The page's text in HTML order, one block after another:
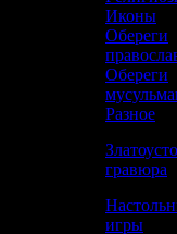
Иконы
Обереги
Обереги
Разное
гравюра
игры